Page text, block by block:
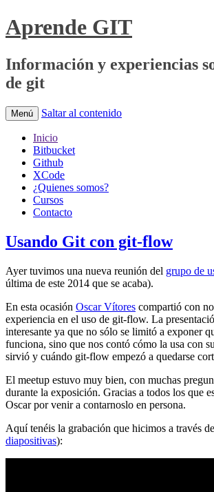
Aprende GIT
Información y experiencias
de git
Menú Saltar al contenido
Inicio
Bitbucket
Github
XCode
¿Quienes somos?
Cursos
Contacto
Usando Git con git-flow
Ayer tuvimos una nueva reunión del grupo de
última de este 2014 que se acaba).
En esta ocasión Oscar Vítores compartió con
experiencia en el uso de git-flow. La
interesante ya que no sólo se limitó a exponer
funciona, sino que nos contó cómo la usa con
sirvió y cuándo git-flow empezó a quedarse
El meetup estuvo muy bien, con muchas
durante la exposición. Gracias a todos los que
Oscar por venir a contarnoslo en persona.
Aquí tenéis la grabación que hicimos a través
diapositivas):